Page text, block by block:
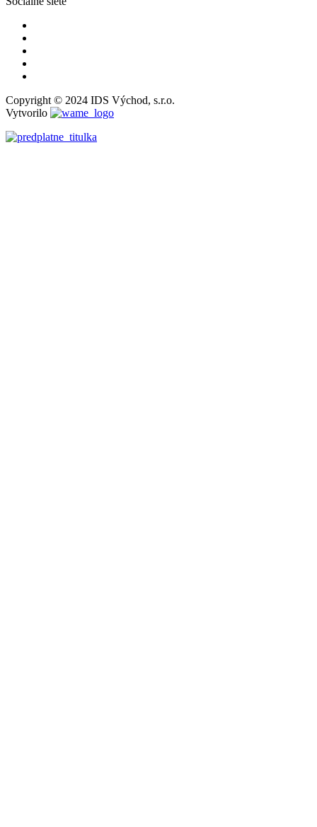
Copyright © 2024 IDS Východ, s.r.o.
Vytvorilo